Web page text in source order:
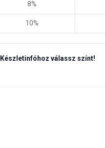
8%
10%
Készletinfóhoz válassz színt!